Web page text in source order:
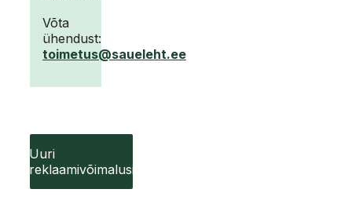
Võta
ühendust:
toimetus@saueleht.ee
Uuri
reklaamivõimalusi